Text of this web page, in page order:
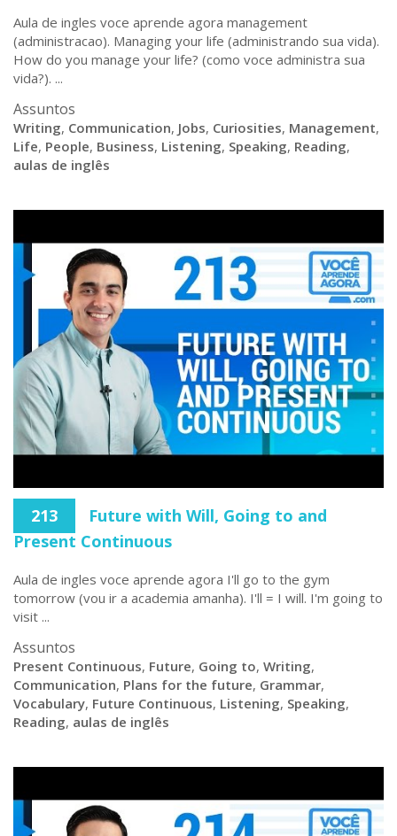
Aula de ingles voce aprende agora management
(administracao). Managing your life (administrando sua vida).
How do you manage your life? (como voce administra sua
vida?). ...
Assuntos
Writing, Communication, Jobs, Curiosities, Management,
Life, People, Business, Listening, Speaking, Reading,
aulas de inglês
213
Future with Will, Going to and
Present Continuous
Aula de ingles voce aprende agora I'll go to the gym
tomorrow (vou ir a academia amanha). I'll = I will. I'm going to
visit ...
Assuntos
Present Continuous, Future, Going to, Writing,
Communication, Plans for the future, Grammar,
Vocabulary, Future Continuous, Listening, Speaking,
Reading, aulas de inglês